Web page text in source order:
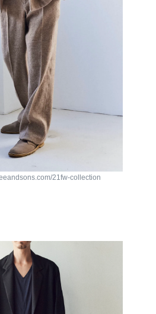
21fw-collection